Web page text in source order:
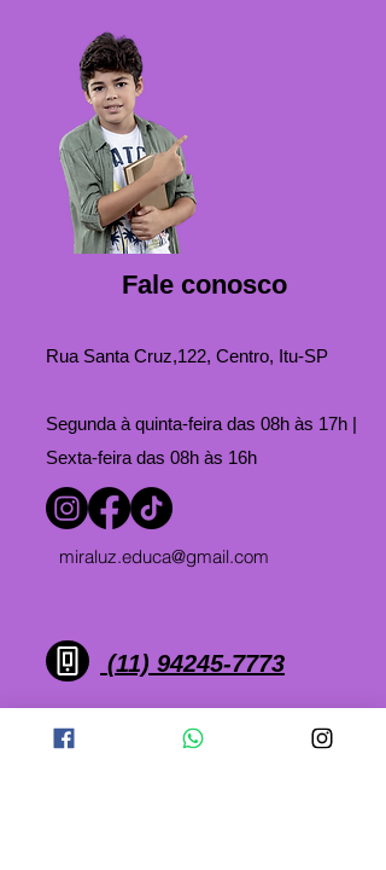
Fale conosco
Rua Santa Cruz,122, Centro, Itu-SP
Segunda à quinta-feira das 08h às 17h |
Sexta-feira das 08h às 16h
miraluz.educa@gmail.com
(11) 94245-7773
Miraluz